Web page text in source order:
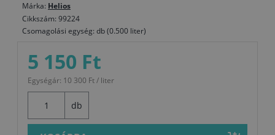
Figyelmeztetés:Az olajjal átitatott rongyokat használat után
áztassa vízbe vagy égesse el, mivel egyébként spontán
Felhasználás:
Portól, zsírtól, viasztól és egyéb szennyeződésektől mentes
fafelületekre vigye fel. Felvitel előtt a faanyag felszínét finoman
csiszolja le és portalanítsa. Az olaj felvitele előtt a faanyagot alaposan
az olajat kissé melegítse meg kb. 30 – 40 °C-ra, mivel így jobban
Márka: Helios
Cikkszám: 99224
Csomagolási egység: db (0.500 liter)
5 150 Ft
Egységár: 10 300 Ft / liter
db